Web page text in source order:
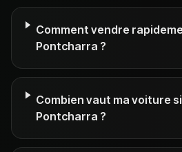
Comment vendre
Pontcharra ?
Combien vaut ma voiture
Pontcharra ?